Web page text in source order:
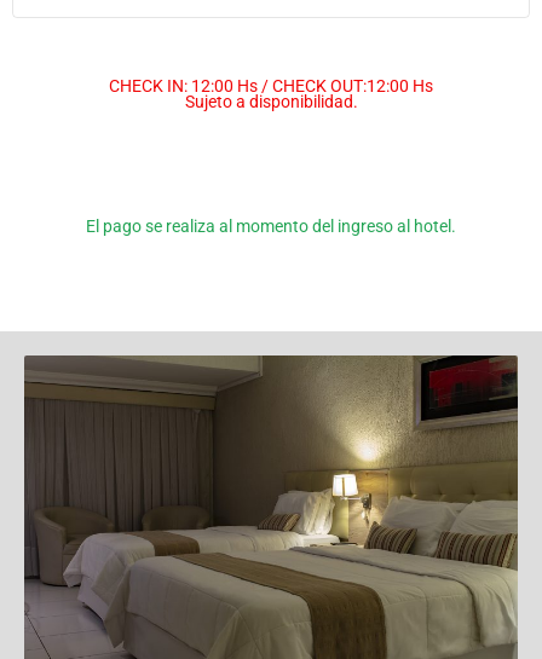
CHECK IN: 12:00 Hs / CHECK OUT:12:00 Hs
Sujeto a disponibilidad.
El pago se realiza al momento del ingreso al hotel.